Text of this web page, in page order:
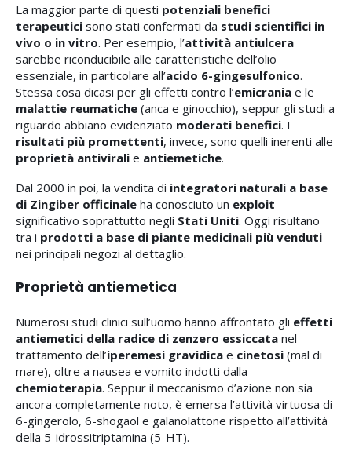
La maggior parte di questi potenziali benefici
terapeutici sono stati confermati da studi scientifici in
vivo o in vitro. Per esempio, l’attività antiulcera
sarebbe riconducibile alle caratteristiche dell’olio
essenziale, in particolare all’acido 6-gingesulfonico.
Stessa cosa dicasi per gli effetti contro l’emicrania e le
malattie reumatiche (anca e ginocchio), seppur gli studi a
riguardo abbiano evidenziato moderati benefici. I
risultati più promettenti, invece, sono quelli inerenti alle
proprietà antivirali e antiemetiche.
Dal 2000 in poi, la vendita di integratori naturali a base
di Zingiber officinale ha conosciuto un exploit
significativo soprattutto negli Stati Uniti. Oggi risultano
tra i prodotti a base di piante medicinali più venduti
nei principali negozi al dettaglio.
Proprietà antiemetica
Numerosi studi clinici sull’uomo hanno affrontato gli effetti
antiemetici della radice di zenzero essiccata nel
trattamento dell’iperemesi gravidica e cinetosi (mal di
mare), oltre a nausea e vomito indotti dalla
chemioterapia. Seppur il meccanismo d’azione non sia
ancora completamente noto, è emersa l’attività virtuosa di
6-gingerolo, 6-shogaol e galanolattone rispetto all’attività
della 5-idrossitriptamina (5-HT).